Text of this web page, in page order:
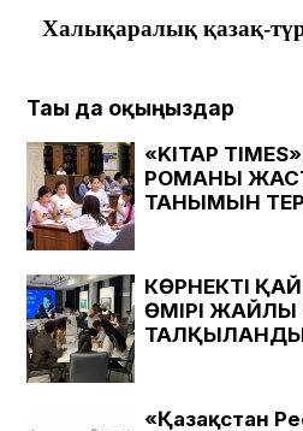
Халықаралық қазақ-
Тағы да оқыңыздар
«KITAP
РОМАНЫ
ТАНЫМЫН
КӨРНЕКТІ
ӨМІРІ ЖАЙЛЫ
«Қазақстан